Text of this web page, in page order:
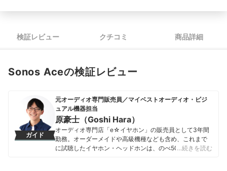
検証レビュー クチコミ 商品詳細
Sonos Aceの検証レビュー
ガイド
元オーディオ専門販売員／マイベストオーディオ・ビジ
ュアル機器担当
原豪士（Goshi Hara）
オーディオ専門店「e☆イヤホン」の販売員として3年間
勤務。オーダーメイドや高級機種なども含め、これまで
に試聴したイヤホン・ヘッドホンは、のべ500種類を超
…続きを読む